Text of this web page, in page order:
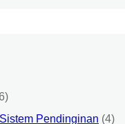
Pendinginan (4)